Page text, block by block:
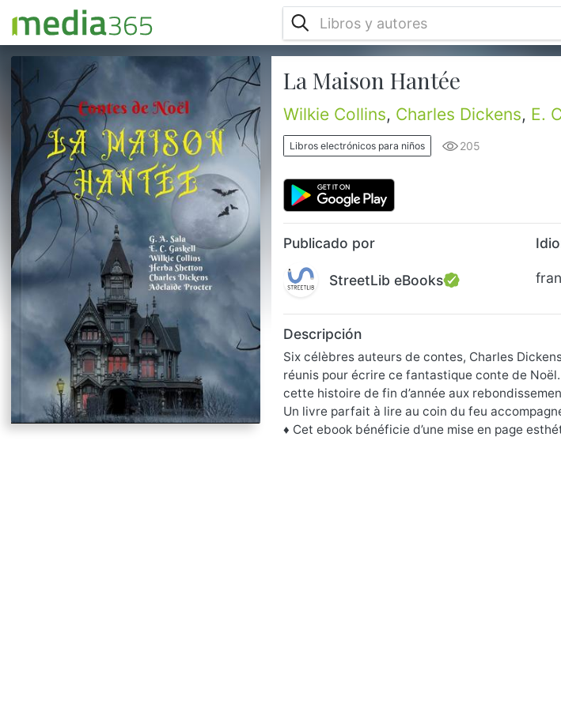
Six célèbres auteurs de contes, Charles
Dickens, Wilkie Collins, G. A. Sala, E. C.
Gaskell, Herba Shetton et Adelaïde Procter,
se sont réunis pour écrire ce fantastique
conte de Noël. Plongez-vous dans la
découverte de cette mystérieuse maison
hantée, dans cette histoire de fin d’année
aux rebondissements étonnants... Un livre
parfait à lire au coin du feu accompagné
d’un bon chocolat chaud aux gu...
La Maison Hantée
Wilkie Collins, Charles Dickens, E.
Libros electrónicos para niños 205
Publicado por
StreetLib eBooks
Descripción
Six célèbres auteurs de contes, Charles
réunis pour écrire ce fantastique conte de
cette histoire de fin d’année aux
Un livre parfait à lire au coin du feu
​​​​​​♦ Cet ebook bénéficie d’une mise en page